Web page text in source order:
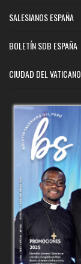
SALESIANOS ESPAÑA
BOLETÍN SDB ESPAÑA
CIUDAD DEL VATICANO